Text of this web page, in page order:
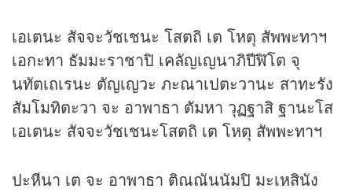
เอเตนะ สัจจะวัชเชนะ โสตถิ เต โหตุ สัพพะทาฯ
เอกะทา ธัมมะราชาปิ เคลัญเญนาภิปีฬิโต จุ
นทัตเถเรนะ ตัญเญวะ ภะณาเปตะวานะ สาทะรัง
สัมโมทิตะวา จะ อาพาธา ตัมหา วุฏฐาสิ ฐานะโส
เอเตนะ สัจจะวัชเชนะโสตถิ เต โหตุ สัพพะทาฯ
ปะหีนา เต จะ อาพาธา ติณณันนัมปิ มะเหสินัง